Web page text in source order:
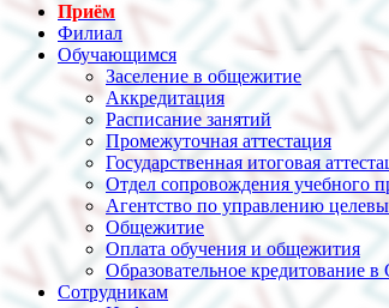
Приём
Филиал
Обучающимся
Заселение в общежитие
Аккредитация
Расписание занятий
Промежуточная аттестация
Государственная итоговая
Отдел сопровождения учебного
Агентство по управлению
Общежитие
Оплата обучения и общежития
Образовательное кредитование
Сотрудникам